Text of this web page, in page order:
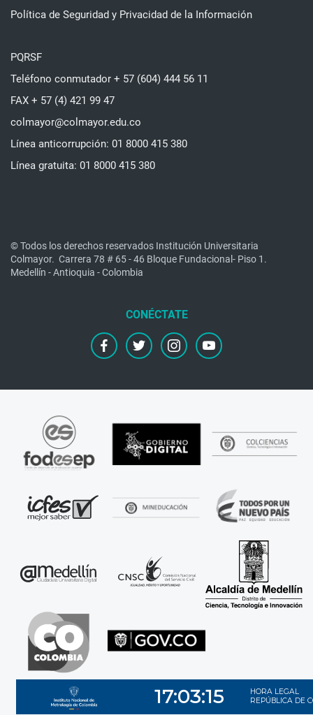
Política de Seguridad y Privacidad de la Información
PQRSF
Teléfono conmutador + 57 (604) 444 56 11
FAX + 57 (4) 421 99 47
colmayor@colmayor.edu.co
Línea anticorrupción: 01 8000 415 380
Línea gratuita: 01 8000 415 380
© Todos los derechos reservados Institución Universitaria
Colmayor. Carrera 78 # 65 - 46 Bloque Fundacional- Piso 1.
Medellín - Antioquia - Colombia